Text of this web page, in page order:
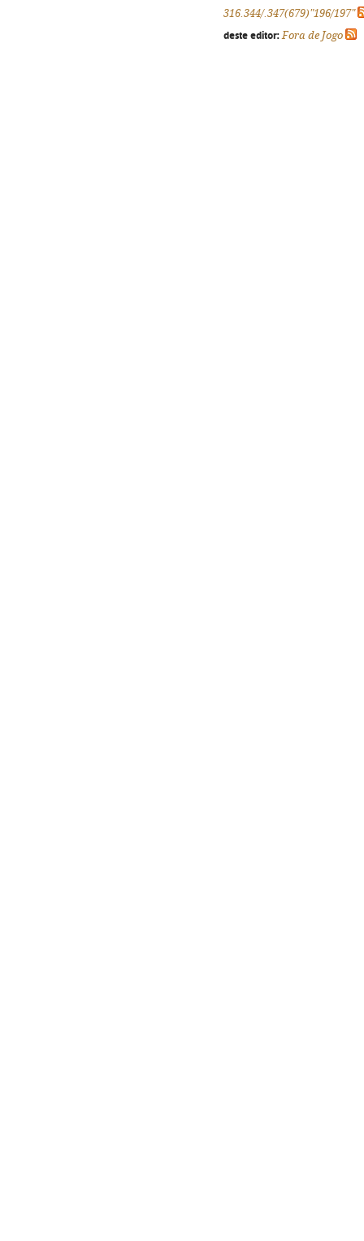
316.344/.347(679)"196/197"
deste editor: Fora de Jogo